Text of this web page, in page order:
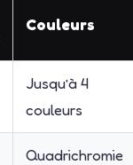
Couleurs
Jusqu’à 4
couleurs
Quadrichromie